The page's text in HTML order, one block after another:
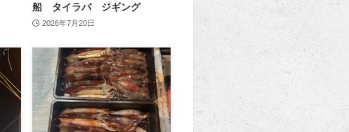
船 タイラバ ジギング
2026年7月20日